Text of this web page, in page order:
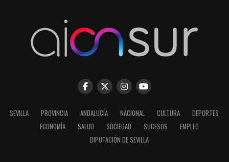
SEVILLA PROVINCIA ANDALUCÍA NACIONAL CULTURA
DEPORTES
ECONOMÍA
SALUD SOCIEDAD SUCESOS
EMPLEO
DIPUTACIÓN DE SEVILLA